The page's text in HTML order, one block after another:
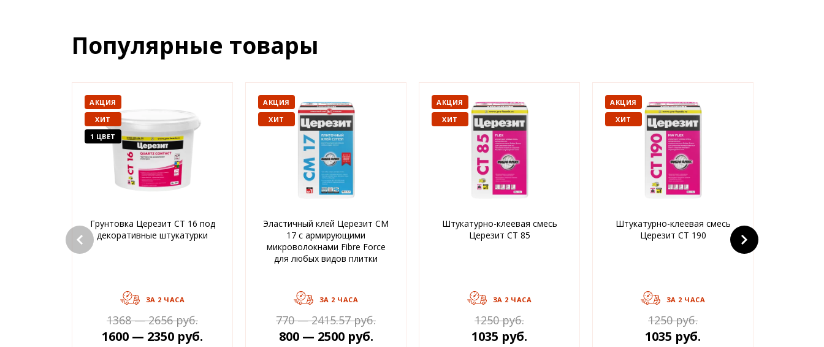
Популярные товары
АКЦИЯ
ХИТ
1 ЦВЕТ
Грунтовка Церезит CT 16 под
декоративные штукатурки
ЗА 2 ЧАСА
1368 — 2656 руб.
1600 — 2350 руб.
АКЦИЯ
ХИТ
Эластичный клей Церезит CM
17 с армирующими
микроволокнами Fibre Force
для любых видов плитки
ЗА 2 ЧАСА
770 — 2415.57 руб.
800 — 2500 руб.
АКЦИЯ
ХИТ
Штукатурно-клеевая смесь
Церезит CT 85
ЗА 2 ЧАСА
1250 руб.
1035 руб.
АКЦИЯ
ХИТ
Штукатурно-клеевая смесь
Церезит CT 190
ЗА 2 ЧАСА
1250 руб.
1035 руб.